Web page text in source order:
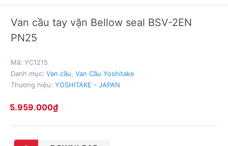
Van cầu tay vặn Bellow seal BSV-2EN
PN25
5.959.000₫
Mã: YC1215
Danh mục: Van cầu Van Cầu Yoshitake
Thương hiệu: YOSHITAKE - JAPAN